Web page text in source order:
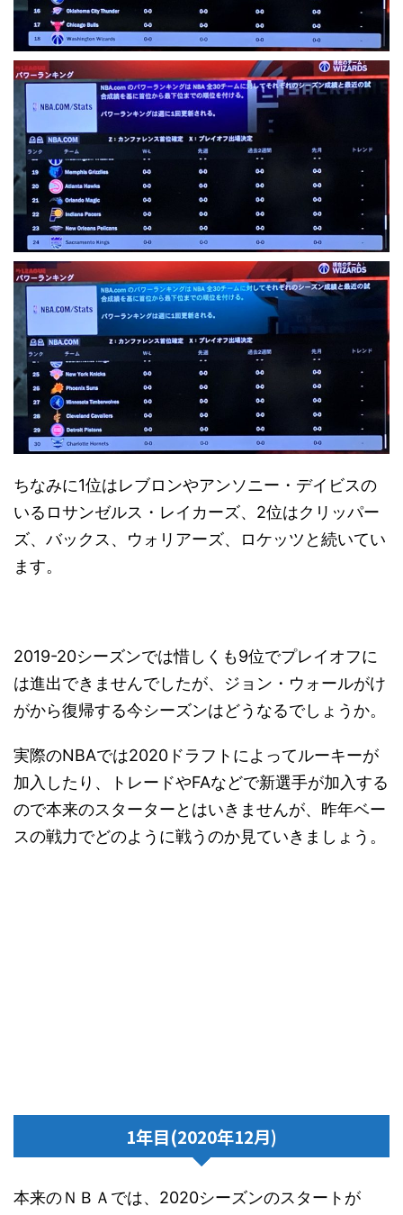
ちなみに1位はレブロンやアンソニー・デイビスの
いるロサンゼルス・レイカーズ、2位はクリッパー
ズ、バックス、ウォリアーズ、ロケッツと続いてい
ます。
2019-20シーズンでは惜しくも9位でプレイオフに
は進出できませんでしたが、ジョン・ウォールがけ
がから復帰する今シーズンはどうなるでしょうか。
実際のNBAでは2020ドラフトによってルーキーが
加入したり、トレードやFAなどで新選手が加入する
ので本来のスターターとはいきませんが、昨年ベー
スの戦力でどのように戦うのか見ていきましょう。
1年目(2020年12月)
本来のＮＢＡでは、2020シーズンのスタートが